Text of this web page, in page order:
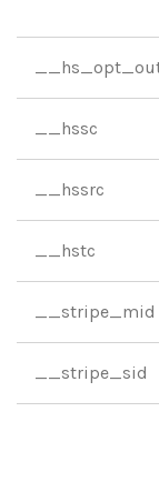
__hssc
__hssrc
__hstc
__stripe_mid
__stripe_sid